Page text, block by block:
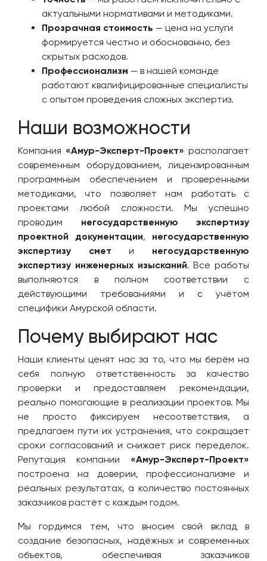
актуальными нормативами и методиками.
Прозрачная стоимость — цена на услуги
формируется честно и обоснованно, без
скрытых расходов.
Профессионализм — в нашей команде
работают квалифицированные специалисты
с опытом проведения сложных экспертиз.
Наши возможности
Компания «Амур-Эксперт-Проект» располагает
современным оборудованием, лицензированным
программным обеспечением и проверенными
методиками, что позволяет нам работать с
проектами любой сложности. Мы успешно
проводим негосударственную экспертизу
проектной документации, негосударственную
экспертизу смет и негосударственную
экспертизу инженерных изысканий. Все работы
выполняются в полном соответствии с
действующими требованиями и с учётом
специфики Амурской области.
Почему выбирают нас
Наши клиенты ценят нас за то, что мы берём на
себя полную ответственность за качество
проверки и предоставляем рекомендации,
реально помогающие в реализации проектов. Мы
не просто фиксируем несоответствия, а
предлагаем пути их устранения, что сокращает
сроки согласований и снижает риск переделок.
Репутация компании «Амур-Эксперт-Проект»
построена на доверии, профессионализме и
реальных результатах, а количество постоянных
заказчиков растёт с каждым годом.
Мы гордимся тем, что вносим свой вклад в
создание безопасных, надёжных и современных
объектов, обеспечивая заказчиков